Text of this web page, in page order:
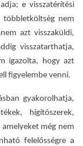
e visszatérítési
többletköltség nem
azt visszaküldi,
visszatarthatja,
igazolta, hogy azt
figyelembe venni.
gyakorolhatja,
hígítószerek,
még nem
felelősségre a